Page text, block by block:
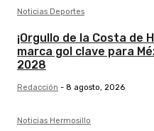
Noticias Deportes
¡Orgullo de la Costa de
marca gol clave para
2028
Redacción - 8 agosto, 2026
Noticias Hermosillo